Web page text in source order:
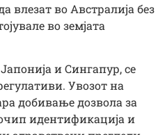
влезат во Австралија без
во земјата
и Сингапур, се
Увозот на
добивање дозвола за
идентификација и